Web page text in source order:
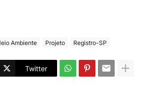
Ambiente Projeto Registro-SP
Twitter